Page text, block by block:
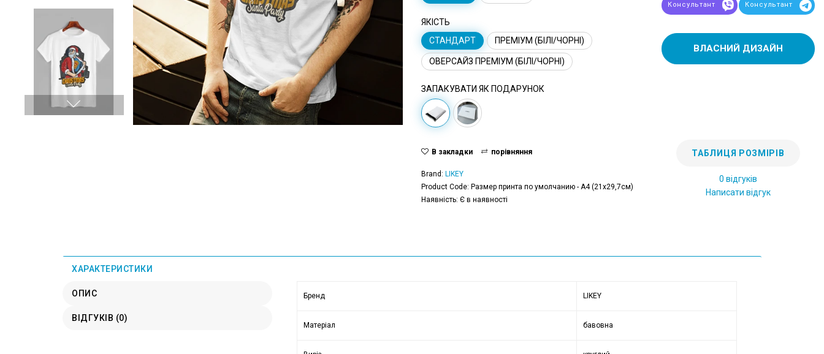
ЯКІСТЬ
СТАНДАРТ
ПРЕМІУМ (БІЛІ/ЧОРНІ)
ОВЕРСАЙЗ ПРЕМІУМ (БІЛІ/ЧОРНІ)
ЗАПАКУВАТИ ЯК ПОДАРУНОК
Консультант Консультант
ВЛАСНИЙ ДИЗАЙН
В закладки порівняння
Brand: LIKEY
Product Code: Размер принта по умолчанию - А4 (21x29,7см)
Наявність: Є в наявності
ТАБЛИЦЯ РОЗМІРІВ
0 відгуків
Написати відгук
ХАРАКТЕРИСТИКИ
ОПИС
ВІДГУКІВ (0)
Бренд LIKEY
Матеріал бавовна